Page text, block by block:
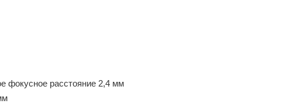
фокусное расстояние 2,4 мм